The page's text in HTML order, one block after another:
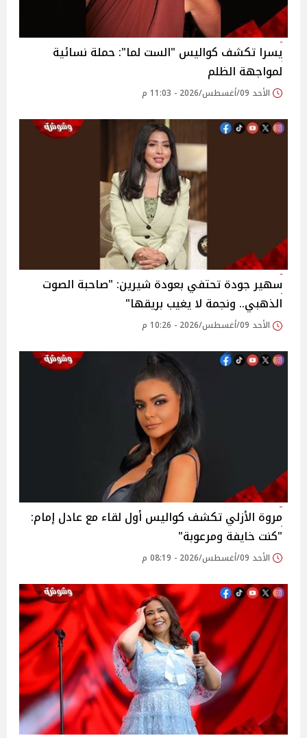
يسرا تكشف كواليس "الست لما": حملة نسائية
لمواجهة الظلم
الأحد 09/أغسطس/2026 - 11:03 م
سهير جودة تحتفي بعودة شيرين: "صاحبة الصوت
الذهبي.. ونجمة لا يغيب بريقها"
الأحد 09/أغسطس/2026 - 10:26 م
مروة الأزلي تكشف كواليس أول لقاء مع عادل إمام:
"كنت خايفة ومرعوبة"
الأحد 09/أغسطس/2026 - 08:19 م